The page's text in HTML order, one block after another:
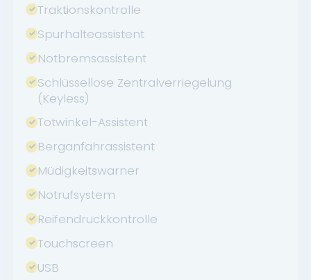
Traktionskontrolle
Spurhalteassistent
Notbremsassistent
Schlüssellose Zentralverriegelung
(Keyless)
Totwinkel-Assistent
Berganfahrassistent
Müdigkeitswarner
Notrufsystem
Reifendruckkontrolle
Touchscreen
USB